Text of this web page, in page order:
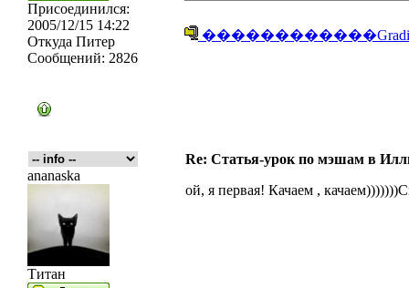
Присоединился:
2005/12/15 14:22
Откуда Питер
Сообщений: 2826
Re: Статья-урок по мэшам в
ananaska
Титан
ой, я первая! Качаем ,